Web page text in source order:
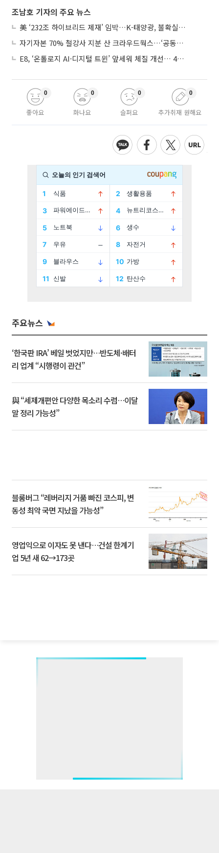
조남호 기자의 주요 뉴스
美 ‘232조 하이브리드 제재’ 임박…K-태양광, 불확실성 털고 날개 다나
자기자본 70% 철강사 지분 산 크라우드웍스…‘공동경영’으로 AI 시너지 낼까
E8, ‘온톨로지 AI·디지털 트윈’ 앞세워 체질 개선… 4분기 흑자전환 총력
좋아요
0
화나요
0
슬퍼요
0
추가취재 원해요
0
주요뉴스
‘한국판 IRA’ 베일 벗었지만…반도체·배터
리 업계 “시행령이 관건”
與 “세제개편안 다양한 목소리 수렴…이달
말 정리 가능성”
블룸버그 “레버리지 거품 빠진 코스피, 변
동성 최악 국면 지났을 가능성”
영업익으로 이자도 못 낸다…건설 한계기
업 5년 새 62→173곳